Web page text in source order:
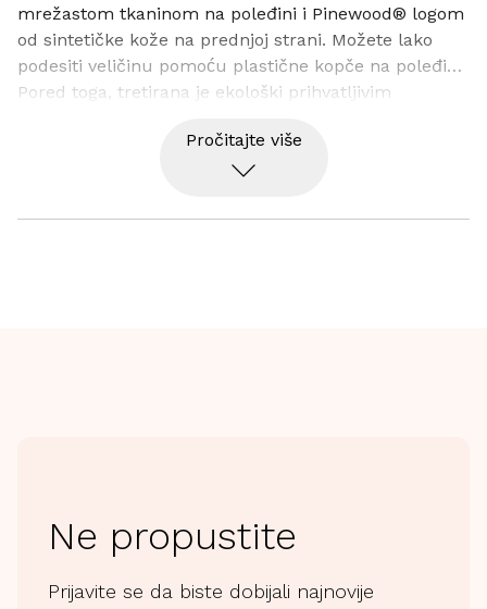
mrežastom tkaninom na poleđini i Pinewood® logom
od sintetičke kože na prednjoj strani. Možete lako
podesiti veličinu pomoću plastične kopče na poleđini.
Pored toga, tretirana je ekološki prihvatljivim
svojstva, osiguravajući vam udobnost tokom vaših
Pročitajte više
Ne propustite
Prijavite se da biste dobijali najnovije